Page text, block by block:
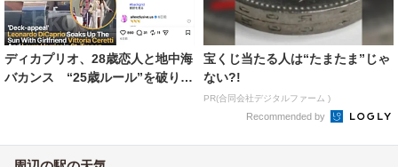
ディカプリオ、28歳恋人と地中海
バカンス “25歳ルール”を破り交
宝くじ当たる人は“たまたま”じゃ
ない?!
PR(合同会社デジタルファーム )
Recommended by